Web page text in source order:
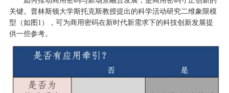
关键。普林斯顿大学斯托克斯教授提出的科学活动研究二维象限模
型（如图1），可为商用密码在新时代新需求下的科技创新发展提
供一些参考。